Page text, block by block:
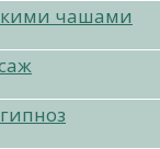
чашами